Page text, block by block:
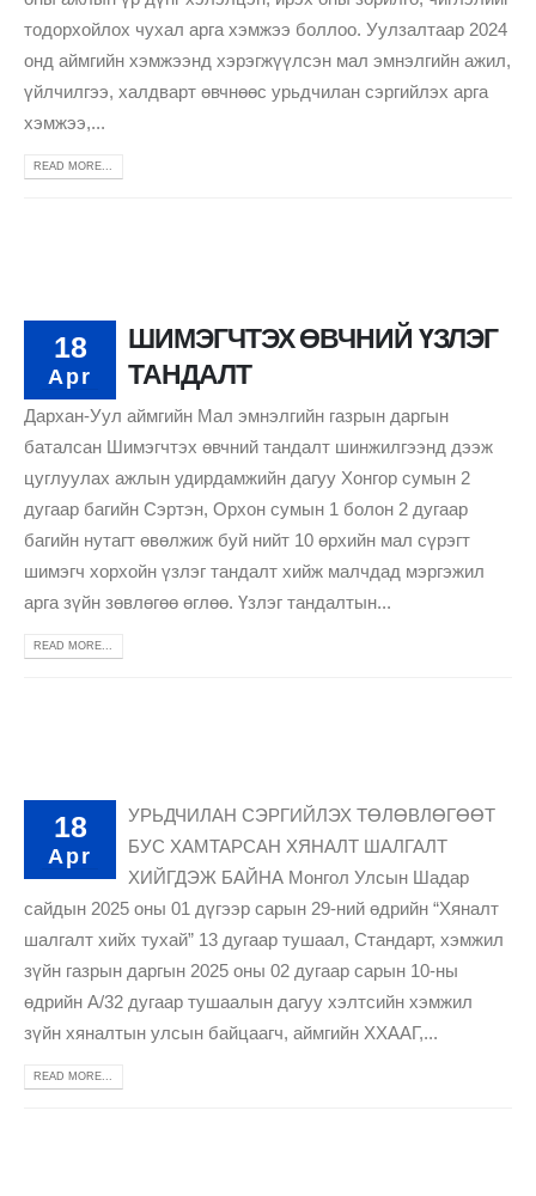
тодорхойлох чухал арга хэмжээ боллоо. Уулзалтаар 2024
онд аймгийн хэмжээнд хэрэгжүүлсэн мал эмнэлгийн ажил,
үйлчилгээ, халдварт өвчнөөс урьдчилан сэргийлэх арга
хэмжээ,...
READ MORE...
18
Apr
ШИМЭГЧТЭХ ӨВЧНИЙ ҮЗЛЭГ
ТАНДАЛТ
Дархан-Уул аймгийн Мал эмнэлгийн газрын даргын
баталсан Шимэгчтэх өвчний тандалт шинжилгээнд дээж
цуглуулах ажлын удирдамжийн дагуу Хонгор сумын 2
дугаар багийн Сэртэн, Орхон сумын 1 болон 2 дугаар
багийн нутагт өвөлжиж буй нийт 10 өрхийн мал сүрэгт
шимэгч хорхойн үзлэг тандалт хийж малчдад мэргэжил
арга зүйн зөвлөгөө өглөө. Үзлэг тандалтын...
READ MORE...
18
Apr
УРЬДЧИЛАН СЭРГИЙЛЭХ ТӨЛӨВЛӨГӨӨТ
БУС ХАМТАРСАН ХЯНАЛТ ШАЛГАЛТ
ХИЙГДЭЖ БАЙНА Монгол Улсын Шадар
сайдын 2025 оны 01 дүгээр сарын 29-ний өдрийн “Хяналт
шалгалт хийх тухай” 13 дугаар тушаал, Стандарт, хэмжил
зүйн газрын даргын 2025 оны 02 дугаар сарын 10-ны
өдрийн А/32 дугаар тушаалын дагуу хэлтсийн хэмжил
зүйн хяналтын улсын байцаагч, аймгийн ХХААГ,...
READ MORE...